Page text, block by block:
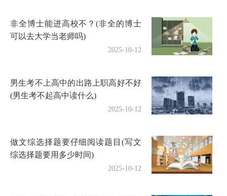
非全博士能进高校不？(非全的博士
可以去大学当老师吗)
2025-10-12
男生考不上高中的出路上职高好不好
(男生考不起高中读什么)
2025-10-12
做文综选择题要仔细阅读题目(写文
综选择题要用多少时间)
2025-10-12